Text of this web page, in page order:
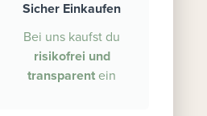
Sicher Einkaufen
Bei uns kaufst du
risikofrei und
transparent ein